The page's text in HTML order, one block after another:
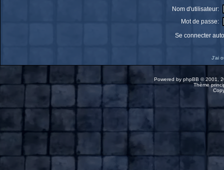
Nom d'utilisateur:
Mot de passe:
Se connecter
J'ai
Powered by phpBB © 2001,
Thème